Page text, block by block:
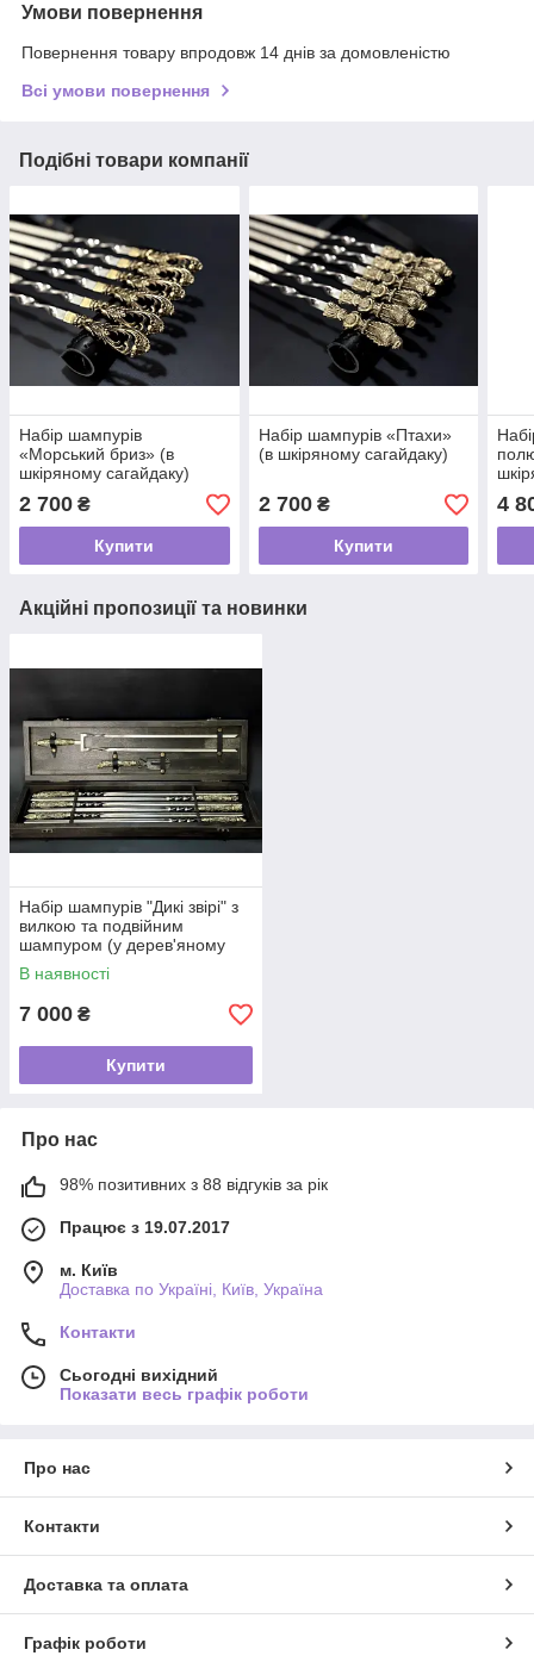
Умови повернення
Повернення товару впродовж 14 днів за домовленістю
Всі умови повернення
Подібні товари компанії
Набір шампурів
«Морський бриз» (в
шкіряному сагайдаку)
2 700 ₴
Купити
Набір шампурів «Птахи»
(в шкіряному сагайдаку)
2 700₴
Купити
4
Акційні пропозиції та новинки
Набір шампурів "Дикі звірі" з
вилкою та подвійним
шампуром (у дерев'яному
кейсі)
В наявності
7 000 ₴
Купити
Про нас
98% позитивних з 88 відгуків за рік
Працює з 19.07.2017
м. Київ
Доставка по Україні, Київ, Україна
Контакти
Сьогодні вихідний
Показати весь графік роботи
Про нас
Контакти
Доставка та оплата
Графік роботи